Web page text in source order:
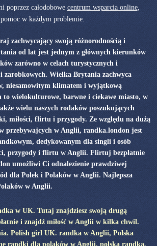
poprzez całodobowe centrum wsparcia online,
w każdym problemie.
zachwycający swoją różnorodnością i
od lat jest jednym z głównych kierunków
zarówno w celach turystycznych i
zarobkowych. Wielka Brytania zachwyca
niesamowitym klimatem i wyjątkową
wielokulturowe, barwne i ciekawe miasto, w
wielu naszych rodaków poszukujących
miłości, flirtu i przygody. Ze względu na dużą
przebywajcych w Anglii, randka.london jest
dedykowanym dla singli i osób
przygody i flirtu w Anglii. Flirtuj bezpłatnie
umożliwi Ci odnalezienie prawdziwej
dla Polek i Polaków w Anglii. Najlepsza
w Anglii.
w UK. Tutaj znajdziesz swoją drugą
i znajdź miłość w Anglii w kilka chwil.
Polish girl UK. randka w Anglii, Polska
randki dla polaków w Anglii, polska randka,